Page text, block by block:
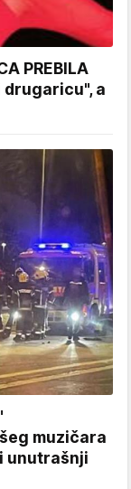
PREBILA
drugaricu", a
muzičara
unutrašnji